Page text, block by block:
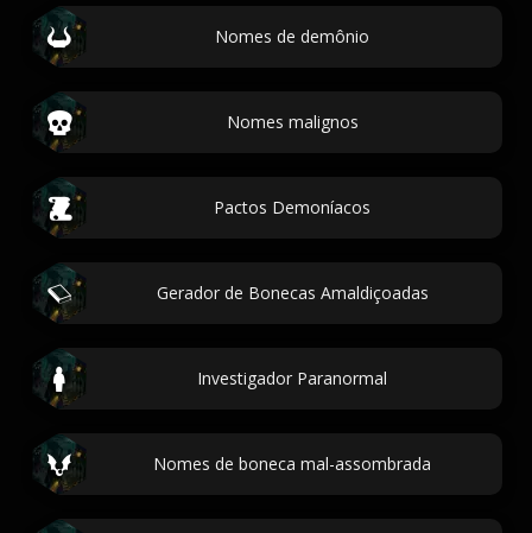
Nomes de demônio
Nomes malignos
Pactos Demoníacos
Gerador de Bonecas Amaldiçoadas
Investigador Paranormal
Nomes de boneca mal-assombrada